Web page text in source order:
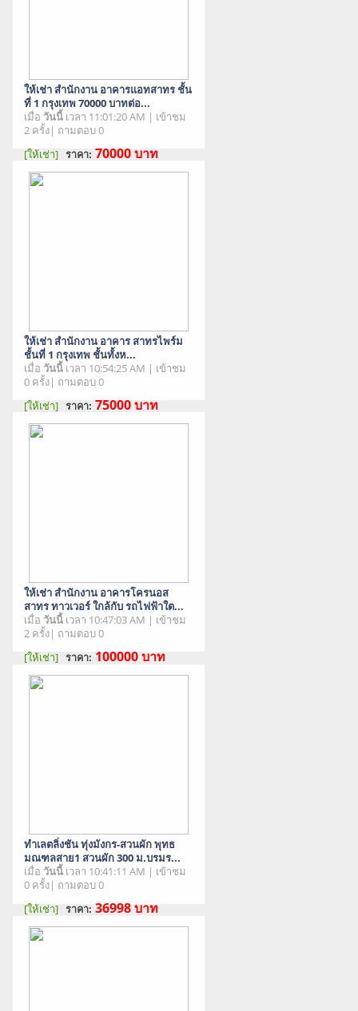
ให้เช่า สำนักงาน อาคารแอทสาทร ชั้น
ที่ 1 กรุงเทพ 70000 บาทต่อ...
เมื่อ วันนี้เวลา 11:01:20 AM | เข้าชม
2 ครั้ง| ถามตอบ 0
[ให้เช่า] ราคา: 70000บาท
ให้เช่า สำนักงาน อาคาร สาทรไพร์ม
ชั้นที่ 1 กรุงเทพ ชั้นทั้งห...
เมื่อ วันนี้เวลา 10:54:25 AM | เข้าชม
0 ครั้ง| ถามตอบ 0
[ให้เช่า] ราคา: 75000บาท
ให้เช่า สำนักงาน อาคารโครนอส
สาทร ทาวเวอร์ ใกล้กับ รถไฟฟ้าใต...
เมื่อ วันนี้เวลา 10:47:03 AM | เข้าชม
2 ครั้ง| ถามตอบ 0
[ให้เช่า] ราคา: 100000บาท
ทำเลตลิ่งชัน ทุ่งมังกร-สวนผัก พุทธ
มณฑลสาย1 สวนผัก 300 ม.บรมร...
เมื่อ วันนี้เวลา 10:41:11 AM | เข้าชม
0 ครั้ง| ถามตอบ 0
[ให้เช่า] ราคา: 36998บาท